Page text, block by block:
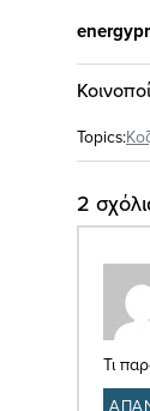
Topics:
2
Τι